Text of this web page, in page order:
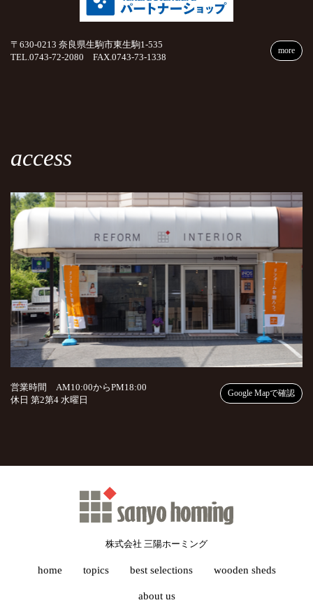
〒630-0213 奈良県生駒市東生駒1-535
TEL.0743-72-2080 FAX.0743-73-1338
more
access
営業時間 AM10:00からPM18:00
休日 第2第4 水曜日
Google Mapで確認
株式会社 三陽ホーミング
home topics best selections wooden sheds
about us